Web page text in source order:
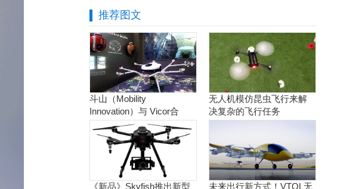
推荐图文
斗山（Mobility
Innovation）与 Vicor合
作。实现商用氢燃料电池
无人机
无人机模仿昆虫飞行来解
决复杂的飞行任务
《新品》Skyfish推出新型
未来出行新方式！VTOL无